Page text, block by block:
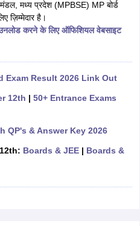
Supplementary Question
Goa Board SSCPSEB 10th
Goa Board HSSC PSEB 12th
Schools in GurgaonSchools
12th Question Papers GSEB
SSC Question Paper
Odisha 10th SyllabusKerala
OlympiadHBCSE
मंडल, मध्य प्रदेश (MPBSE) MP बोर्ड
ज़िम्मेदार है।
करने के लिए ऑफिशियल वेबसाइट
Exam Result 2026 Link Out
12th | 50+ Entrance Exams
QP's & Answer Key 2026
Boards & JEE| Boards &